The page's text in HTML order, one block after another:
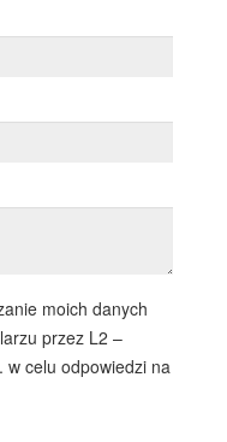
moich danych
przez L2 –
w celu odpowiedzi na